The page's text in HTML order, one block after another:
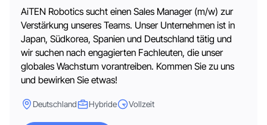
AiTEN Robotics sucht einen Sales Manager (m/w) zur
Verstärkung unseres Teams. Unser Unternehmen ist in
Japan, Südkorea, Spanien und Deutschland tätig und
wir suchen nach engagierten Fachleuten, die unser
globales Wachstum vorantreiben. Kommen Sie zu uns
und bewirken Sie etwas!
Deutschland Hybride Vollzeit